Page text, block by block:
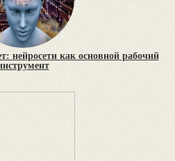
нейросети как основной рабочий